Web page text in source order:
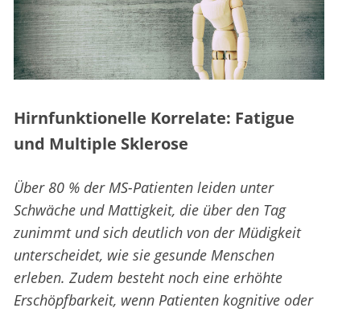
Hirnfunktionelle Korrelate: Fatigue
und Multiple Sklerose
Über 80 % der MS-Patienten leiden unter
Schwäche und Mattigkeit, die über den Tag
zunimmt und sich deutlich von der Müdigkeit
unterscheidet, wie sie gesunde Menschen
erleben. Zudem besteht noch eine erhöhte
Erschöpfbarkeit, wenn Patienten kognitive oder